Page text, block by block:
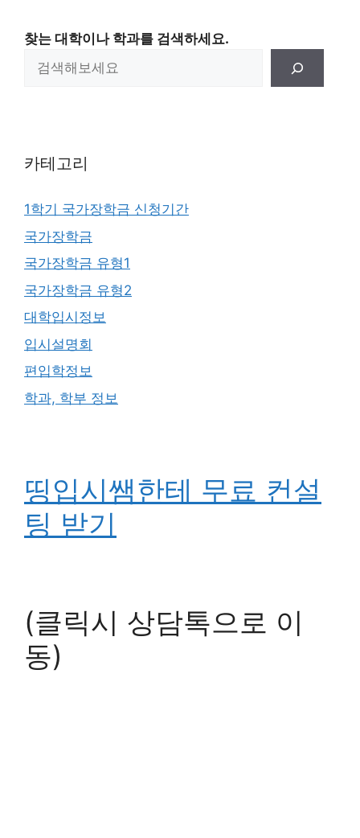
찾는 대학이나 학과를 검색하세요.
카테고리
1학기 국가장학금 신청기간
국가장학금
국가장학금 유형1
국가장학금 유형2
대학입시정보
입시설명회
편입학정보
학과, 학부 정보
띵입시쌤한테 무료 컨설
팅 받기
(클릭시 상담톡으로 이
동)